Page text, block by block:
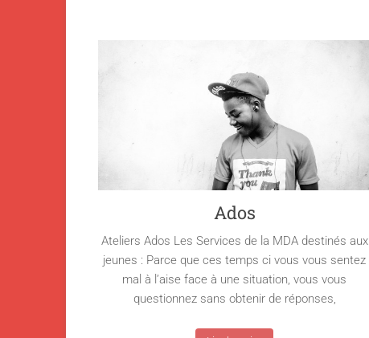
Ados
Ateliers Ados Les Services de la MDA destinés aux
jeunes : Parce que ces temps ci vous vous sentez
mal à l’aise face à une situation, vous vous
questionnez sans obtenir de réponses,